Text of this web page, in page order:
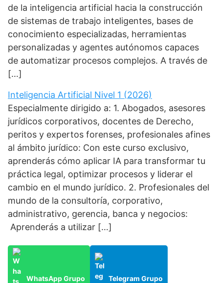
de la inteligencia artificial hacia la construcción
de sistemas de trabajo inteligentes, bases de
conocimiento especializadas, herramientas
personalizadas y agentes autónomos capaces
de automatizar procesos complejos. A través de
[…]
Inteligencia Artificial Nivel 1 (2026)
Especialmente dirigido a: 1. Abogados, asesores
jurídicos corporativos, docentes de Derecho,
peritos y expertos forenses, profesionales afines
al ámbito jurídico: Con este curso exclusivo,
aprenderás cómo aplicar IA para transformar tu
práctica legal, optimizar procesos y liderar el
cambio en el mundo jurídico. 2. Profesionales del
mundo de la consultoría, corporativo,
administrativo, gerencia, banca y negocios:
Aprenderás a utilizar […]
WhatsApp Grupo Telegram Grupo